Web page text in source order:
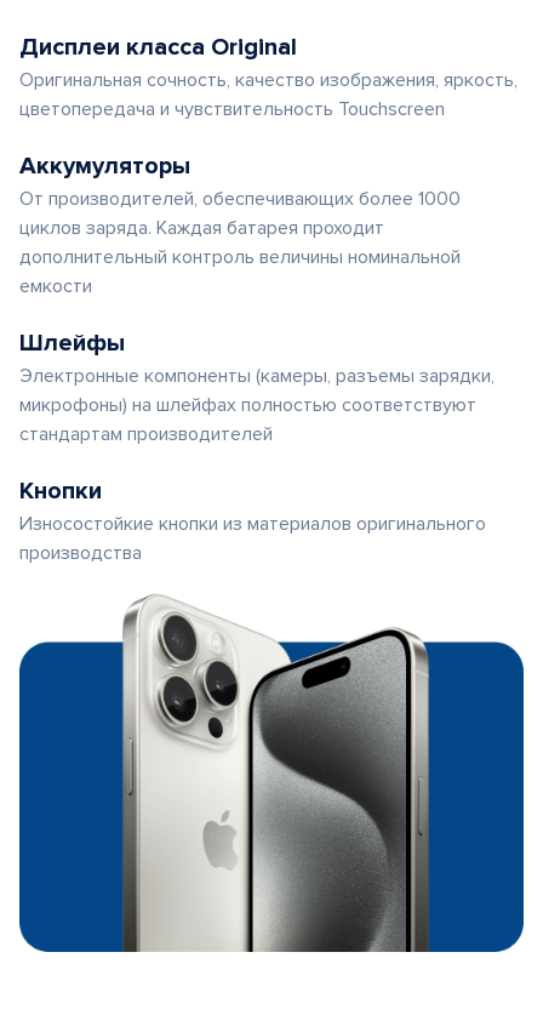
Дисплеи класса Original
Оригинальная сочность, качество изображения, яркость,
цветопередача и чувствительность Touchscreen
Аккумуляторы
От производителей, обеспечивающих более 1000
циклов заряда. Каждая батарея проходит
дополнительный контроль величины номинальной
емкости
Шлейфы
Электронные компоненты (камеры, разъемы зарядки,
микрофоны) на шлейфах полностью соответствуют
стандартам производителей
Кнопки
Износостойкие кнопки из материалов оригинального
производства